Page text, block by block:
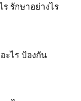
รักษาอย่างไร
ะไร ป้องกัน